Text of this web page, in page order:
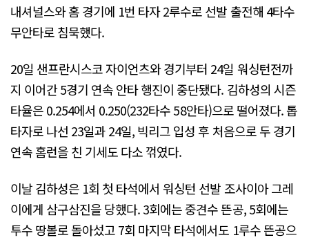
내셔널스와 홈 경기에 1번 타자 2루수로 선발 출전해 4타수
무안타로 침묵했다.
20일 샌프란시스코 자이언츠와 경기부터 24일 워싱턴전까
지 이어간 5경기 연속 안타 행진이 중단됐다. 김하성의 시즌
타율은 0.254에서 0.250(232타수 58안타)으로 떨어졌다. 톱
타자로 나선 23일과 24일, 빅리그 입성 후 처음으로 두 경기
연속 홈런을 친 기세도 다소 꺾였다.
이날 김하성은 1회 첫 타석에서 워싱턴 선발 조사이아 그레
이에게 삼구삼진을 당했다. 3회에는 중견수 뜬공, 5회에는
투수 땅볼로 돌아섰고 7회 마지막 타석에서도 1루수 뜬공으